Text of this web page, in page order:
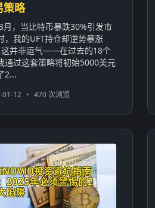
策略
月，当比特币暴跌30%引发市
，我的UFT持仓却逆势暴涨
这并非运气——在过去的18个
通过这套策略将初始5000美元
2...
01-12 • 470 次浏览